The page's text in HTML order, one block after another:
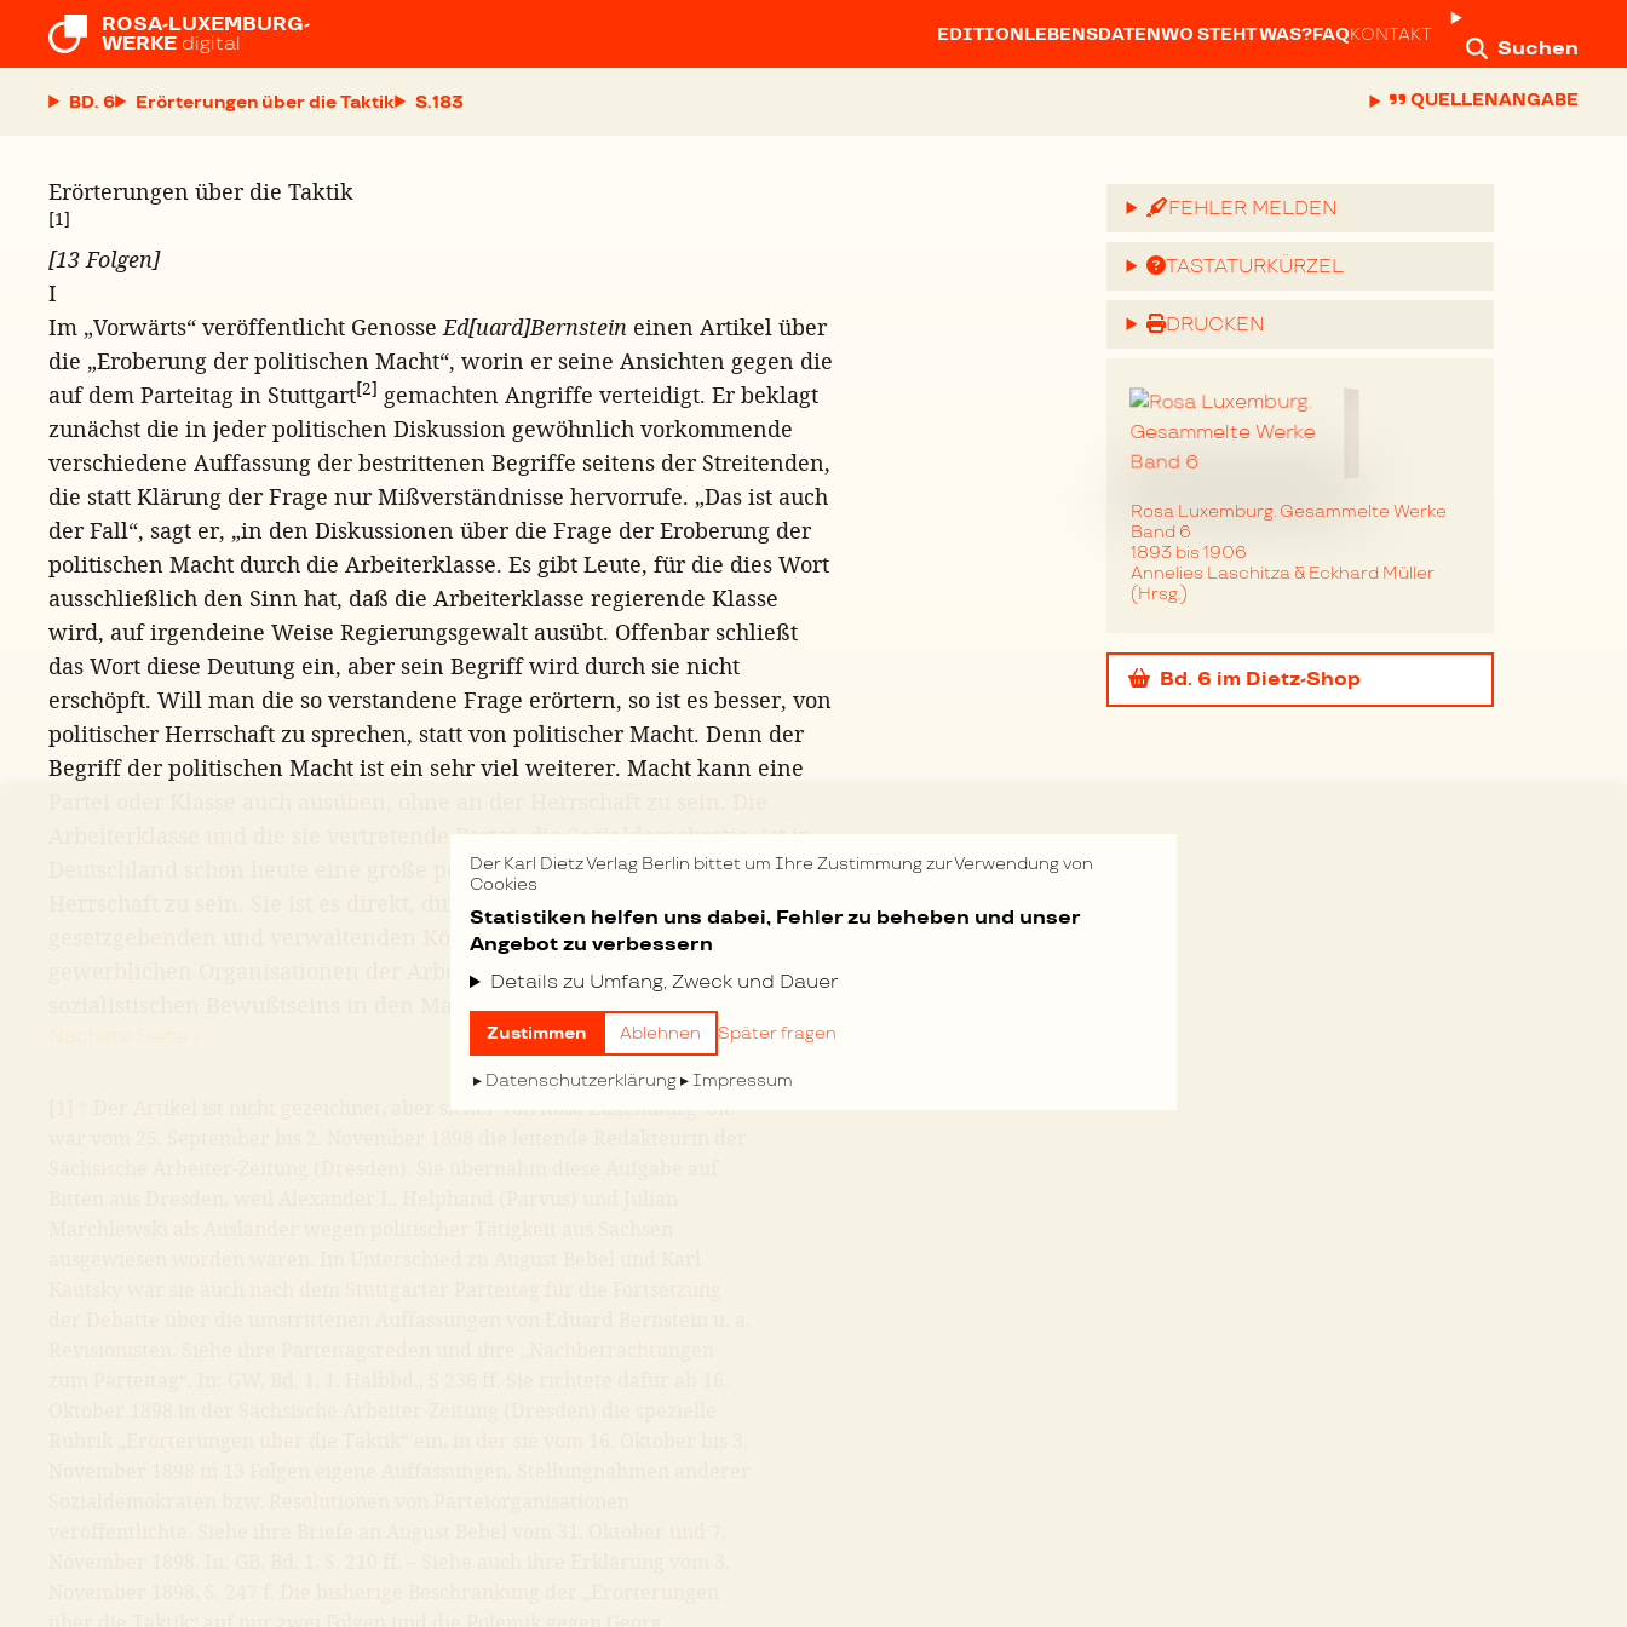
Der Karl Dietz Verlag Berlin bittet um Ihre Zustimmung zur Verwendung von
Cookies
Statistiken helfen uns dabei, Fehler zu beheben und unser
Angebot zu verbessern
Details zu Umfang, Zweck und Dauer
Zustimmen Ablehnen Später fragen
Datenschutzerklärung Impressum
ROSA-LUXEMBURG-
WERKE digital EDITIONLEBENSDATENWO STEHT WAS?FAQKONTAKT
Suchen
BD. 6 Erörterungen über die Taktik S. QUELLENANGABE
Erörterungen über die Taktik
[1]
[13 Folgen]
I
Im „Vorwärts“ veröffentlicht GenosseEd[uard]Bernstein einen Artikel über
die „Eroberung der politischen Macht“, worin er seine Ansichten gegen die
auf dem Parteitag in Stuttgart[2] gemachten Angriffe verteidigt. Er beklagt
zunächst die in jeder politischen Diskussion gewöhnlich vorkommende
verschiedene Auffassung der bestrittenen Begriffe seitens der Streitenden,
die statt Klärung der Frage nur Mißverständnisse hervorrufe. „Das ist auch
der Fall“, sagt er, „in den Diskussionen über die Frage der Eroberung der
politischen Macht durch die Arbeiterklasse. Es gibt Leute, für die dies Wort
ausschließlich den Sinn hat, daß die Arbeiterklasse regierende Klasse
wird, auf irgendeine Weise Regierungsgewalt ausübt. Offenbar schließt
das Wort diese Deutung ein, aber sein Begriff wird durch sie nicht
erschöpft. Will man die so verstandene Frage erörtern, so ist es besser, von
politischer Herrschaft zu sprechen, statt von politischer Macht. Denn der
Begriff der politischen Macht ist ein sehr viel weiterer. Macht kann eine
Arbeiterklasse und die sie vertretende Partei, die Sozialdemokratie, ist in
Deutschland schon heute eine große politische Macht, ohne an der
Herrschaft zu sein. Sie ist es direkt, durch ihre Verbindung in den
gesetzgebenden und verwaltenden Körpern. Sie ist es indirekt durch die
gewerblichen Organisationen der Arbeiter, durch die Stärke des
sozialistischen Bewußtseins in den Massen, durch den
Der Artikel ist nicht gezeichnet, aber sicher von Rosa Luxemburg. Sie
FEHLER MELDEN
TASTATURKÜRZEL
DRUCKEN
Rosa Luxemburg. Gesammelte Werke
Band 6
1893 bis 1906
Annelies Laschitza & Eckhard Müller
(Hrsg.)
Bd. 6 im Dietz-Shop